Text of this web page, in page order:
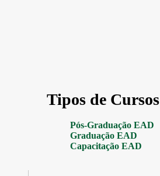
Tipos de Cursos
Pós-Graduação EAD
Graduação EAD
Capacitação EAD